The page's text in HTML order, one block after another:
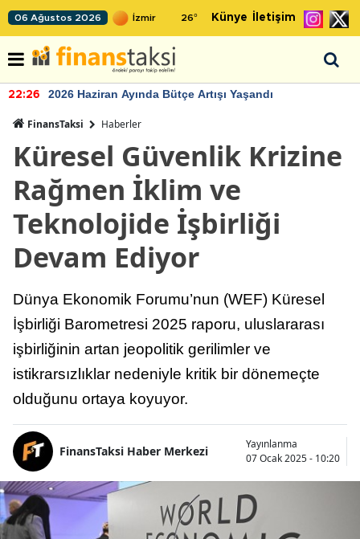
06 Ağustos 2026 26° Künye İletişim
22:26 2026 Haziran Ayında Bütçe Artışı Yaşandı
FinansTaksi Haberler
Küresel Güvenlik Krizine
Rağmen İklim ve
Teknolojide İşbirliği
Devam Ediyor
Dünya Ekonomik Forumu’nun (WEF) Küresel
İşbirliği Barometresi 2025 raporu, uluslararası
işbirliğinin artan jeopolitik gerilimler ve
istikrarsızlıklar nedeniyle kritik bir dönemeçte
olduğunu ortaya koyuyor.
FinansTaksi Haber Merkezi
Yayınlanma
07 Ocak 2025 - 10:20